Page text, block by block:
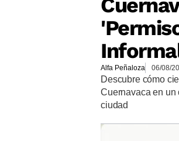
Alfa Peñaloza 06/08/
Descubre cómo
Cuernavaca en un
ciudad